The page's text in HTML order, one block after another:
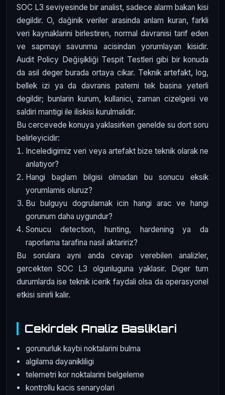
SOC L3 seviyesinde bir analist, sadece alarm bakan kisi
degildir. O, dağinik veriler arasinda anlam kuran, farkli
veri kaynaklarini birlestiren, normal davranisi tarif eden
ve sapmayi savunma acisindan yorumlayan kisidir.
Audit Policy Değişikliği Tespit Testleri gibi bir konuda
da asil deger burada ortaya cikar. Teknik artefakt, log,
bellek izi ya da davranis paterni tek basina yeterli
degildir; bunlarin kurum, kullanici, zaman cizelgesi ve
saldiri mantigi ile iliskisi kurulmalidir.
Bu cercevede konuya yaklasirken genelde su dort soru
belirleyicidir:
Inceledigimiz veri veya artefakt bize teknik olarak ne
anlatiyor?
Hangi baglam bilgisi olmadan bu sonucu eksik
yorumlamis oluruz?
Bu bulguyu dogrulamak icin hangi arac ve hangi
gorunum daha uygundur?
Sonucu detection, hunting, hardening ya da
raporlama tarafina nasil aktaririz?
Bu sorulara ayni anda cevap verebilen analizler,
gercekten SOC L3 olgunluguna yaklasir. Diger tum
durumlarda ise teknik icerik faydali olsa da operasyonel
etkisi sinirli kalir.
Cekirdek Analiz Basliklari
gorunurluk kaybi noktalarini bulma
algilama dayanikliligi
telemetri kor noktalarini belgeleme
kontrollu kacis senaryolari